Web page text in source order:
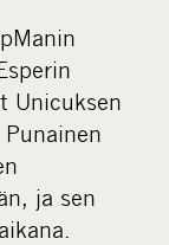
Unicuksen
ja sen